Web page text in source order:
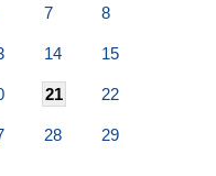
7 8
14 15
21 22
28 29